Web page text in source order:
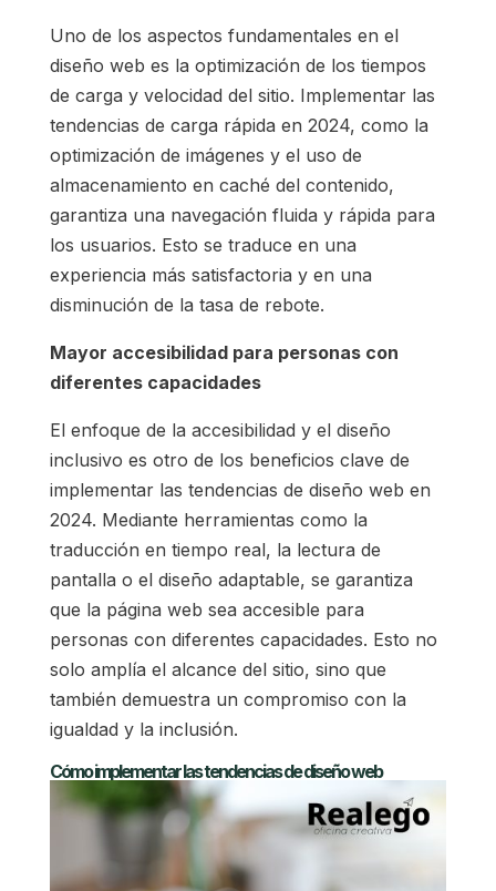
Uno de los aspectos fundamentales en el
diseño web es la optimización de los tiempos
de carga y velocidad del sitio. Implementar las
tendencias de carga rápida en 2024, como la
optimización de imágenes y el uso de
almacenamiento en caché del contenido,
garantiza una navegación fluida y rápida para
los usuarios. Esto se traduce en una
experiencia más satisfactoria y en una
disminución de la tasa de rebote.
Mayor accesibilidad para personas con
diferentes capacidades
El enfoque de la accesibilidad y el diseño
inclusivo es otro de los beneficios clave de
implementar las tendencias de diseño web en
2024. Mediante herramientas como la
traducción en tiempo real, la lectura de
pantalla o el diseño adaptable, se garantiza
que la página web sea accesible para
personas con diferentes capacidades. Esto no
solo amplía el alcance del sitio, sino que
también demuestra un compromiso con la
igualdad y la inclusión.
Cómo implementar las tendencias de diseño web